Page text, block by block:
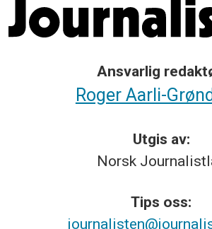
Ansvarlig
Roger Aarli-
Utgis av:
Norsk
Tips oss: